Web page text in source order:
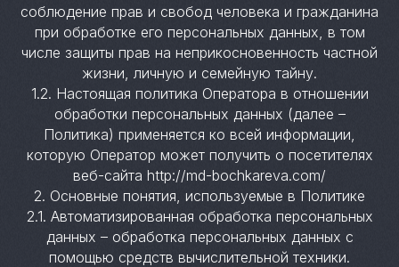
соблюдение прав и свобод человека и гражданина
при обработке его персональных данных, в том
числе защиты прав на неприкосновенность частной
жизни, личную и семейную тайну.
1.2. Настоящая политика Оператора в отношении
обработки персональных данных (далее –
Политика) применяется ко всей информации,
которую Оператор может получить о посетителях
веб-сайта http://md-bochkareva.com/
2. Основные понятия, используемые в Политике
2.1. Автоматизированная обработка персональных
данных – обработка персональных данных с
помощью средств вычислительной техники.